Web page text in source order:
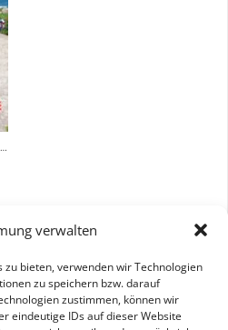
verwalten
bieten, verwenden wir Technologien
zu speichern bzw. darauf
zustimmen, können wir
eindeutige IDs auf dieser Website
RAD- UND ROUTENFÜHRER - FAHRRAD, AUTO, WOHNMOBIL, BOOT